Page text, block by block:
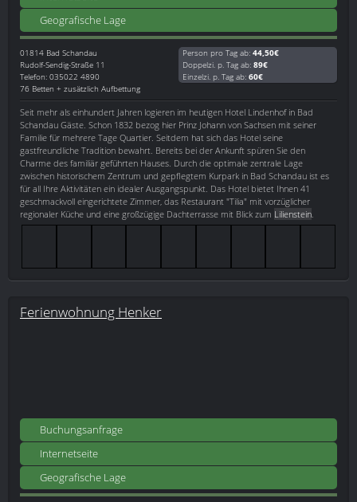
Geografische Lage
01814 Bad Schandau
Rudolf-Sendig-Straße 11
Telefon: 035022 4890
76 Betten + zusätzlich Aufbettung
Person pro Tag ab: 44,50€
Doppelzi. p. Tag ab: 89€
Einzelzi. p. Tag ab: 60€
Seit mehr als einhundert Jahren logieren im heutigen Hotel Lindenhof in Bad
Schandau Gäste. Schon 1832 bezog hier Prinz Johann von Sachsen mit seiner
Familie für mehrere Tage Quartier. Seitdem hat sich das Hotel seine
gastfreundliche Tradition bewahrt. Bereits bei der Ankunft spüren Sie den
Charme des familiär geführten Hauses. Durch die optimale zentrale Lage
zwischen historischem Zentrum und gepflegtem Kurpark in Bad Schandau ist es
für all Ihre Aktivitäten ein idealer Ausgangspunkt. Das Hotel bietet Ihnen 41
geschmackvoll eingerichtete Zimmer, das Restaurant "Tilia" mit vorzüglicher
regionaler Küche und eine großzügige Dachterrasse mit Blick zum Lilienstein
Ferienwohnung Henker
Buchungsanfrage
Internetseite
Geografische Lage